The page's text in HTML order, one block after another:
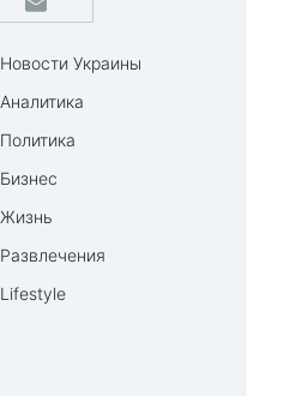
Новости Украины
Аналитика
Политика
Бизнес
Жизнь
Развлечения
Lifestyle